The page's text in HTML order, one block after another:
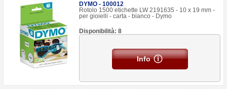
DYMO - 100012
Rotolo 1500 etichette LW 2191635 - 10 x 19 mm -
per gioielli - carta - bianco - Dymo
Disponibilità: 8
Info